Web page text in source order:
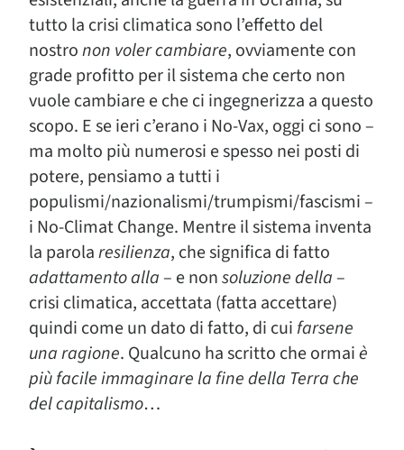
tutto la crisi climatica sono l’effetto del
nostronon voler cambiare, ovviamente con
grade profitto per il sistema che certo non
vuole cambiare e che ci ingegnerizza a questo
scopo. E se ieri c’erano i No-Vax, oggi ci sono –
ma molto più numerosi e spesso nei posti di
potere, pensiamo a tutti i
populismi/nazionalismi/trumpismi/fascismi –
i No-Climat Change. Mentre il sistema inventa
la parolaresilienza, che significa di fatto
adattamento alla – e nonsoluzione della –
crisi climatica, accettata (fatta accettare)
quindi come un dato di fatto, di cui farsene
una ragione. Qualcuno ha scritto che ormaiè
più facile immaginare la fine della Terra che
del capitalismo…